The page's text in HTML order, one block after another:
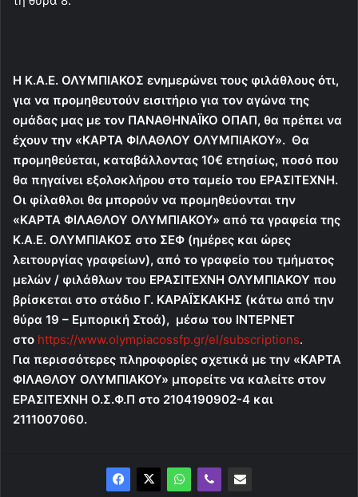
Η Κ.Α.Ε. ΟΛΥΜΠΙΑΚΟΣ ενημερώνει τους φιλάθλους ότι,
για να προμηθευτούν εισιτήριο για τον αγώνα της
ομάδας μας με τον ΠΑΝΑΘΗΝΑΪΚΟ ΟΠΑΠ, θα πρέπει να
έχουν την «ΚΑΡΤΑ ΦΙΛΑΘΛΟΥ ΟΛΥΜΠΙΑΚΟΥ». Θα
προμηθεύεται, καταβάλλοντας 10€ ετησίως, ποσό που
θα πηγαίνει εξολοκλήρου στο ταμείο του ΕΡΑΣΙΤΕΧΝΗ.
Οι φίλαθλοι θα μπορούν να προμηθεύονται την
«ΚΑΡΤΑ ΦΙΛΑΘΛΟΥ ΟΛΥΜΠΙΑΚΟΥ» από τα γραφεία της
Κ.Α.Ε. ΟΛΥΜΠΙΑΚΟΣ στο ΣΕΦ (ημέρες και ώρες
λειτουργίας γραφείων), από το γραφείο του τμήματος
μελών / φιλάθλων του ΕΡΑΣΙΤΕΧΝΗ ΟΛΥΜΠΙΑΚΟΥ που
βρίσκεται στο στάδιο Γ. ΚΑΡΑΪΣΚΑΚΗΣ (κάτω από την
θύρα 19 – Εμπορική Στοά), μέσω του ΙΝΤΕΡΝΕΤ
στο https://www.olympiacossfp.gr/el/subscriptions.
Για περισσότερες πληροφορίες σχετικά με την «ΚΑΡΤΑ
ΦΙΛΑΘΛΟΥ ΟΛΥΜΠΙΑΚΟΥ» μπορείτε να καλείτε στον
ΕΡΑΣΙΤΕΧΝΗ Ο.Σ.Φ.Π στο 2104190902-4 και
2111007060.